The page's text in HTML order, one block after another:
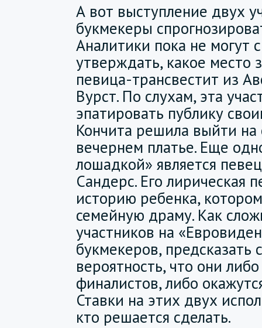
А вот выступление двух
букмекеры
Аналитики пока не могут
утверждать, какое место
певица-трансвестит из
Вурст. По слухам, эта
эпатировать публику
Кончита решила выйти
вечернем платье. Еще
лошадкой» является
Сандерс. Его лирическая
историю ребенка,
семейную драму. Как
участников на
букмекеров, предсказать
вероятность, что они
финалистов, либо
Ставки на этих двух
кто решается сделать.